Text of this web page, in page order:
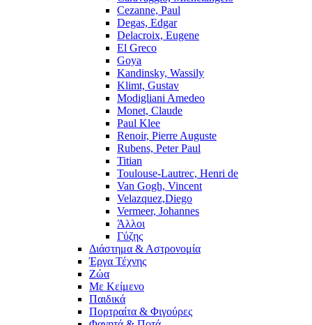
Cezanne, Paul
Degas, Edgar
Delacroix, Eugene
El Greco
Goya
Kandinsky, Wassily
Klimt, Gustav
Modigliani Amedeo
Monet, Claude
Paul Klee
Renoir, Pierre Auguste
Rubens, Peter Paul
Titian
Toulouse-Lautrec, Henri de
Van Gogh, Vincent
Velazquez,Diego
Vermeer, Johannes
Άλλοι
Γύζης
Διάστημα & Αστρονομία
Έργα Τέχνης
Ζώα
Με Κείμενο
Παιδικά
Πορτραίτα & Φιγούρες